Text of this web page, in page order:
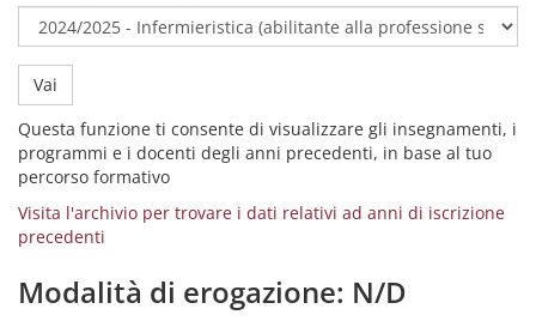
Vai
Questa funzione ti consente di visualizzare gli insegnamenti, i
programmi e i docenti degli anni precedenti, in base al tuo
percorso formativo
Visita l'archivio per trovare i dati relativi ad anni di iscrizione
precedenti
Modalità di erogazione: N/D